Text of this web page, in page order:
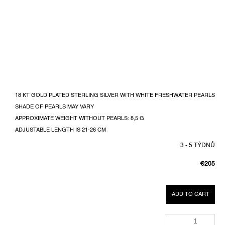
€205
PRICE:
3 - 5 TÝDNŮ
ADD TO CART
18 KT GOLD PLATED STERLING SILVER WITH WHITE FRESHWATER PEARLS
SHADE OF PEARLS MAY VARY
APPROXIMATE WEIGHT WITHOUT PEARLS: 8,5 G
ADJUSTABLE LENGTH IS 21-26 CM